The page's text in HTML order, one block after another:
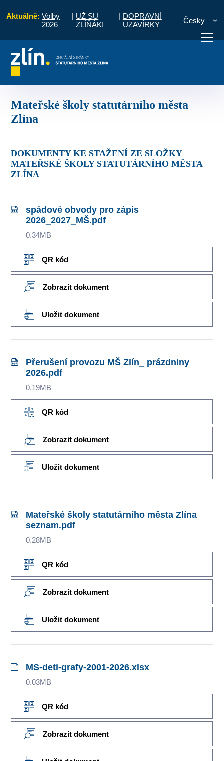
Aktuálně: Volby
2026
| UŽ SU
ZLÍŇÁK!
| DOPRAVNÍ
UZAVÍRKY
Česky
vyřídit Potřebuji zaplatit
Mateřské školy statutárního města
Zlína
DOKUMENTY KE STAŽENÍ ZE SLOŽKY
MATEŘSKÉ ŠKOLY STATUTÁRNÍHO MĚSTA
ZLÍNA
spádové obvody pro zápis
2026_2027_MŠ.pdf
0.34MB
QR kód
Zobrazit dokument
Uložit dokument
Přerušení provozu MŠ Zlín_ prázdniny
2026.pdf
0.19MB
QR kód
Zobrazit dokument
Uložit dokument
Mateřské školy statutárního města Zlína
seznam.pdf
0.28MB
QR kód
Zobrazit dokument
Uložit dokument
MS-deti-grafy-2001-2026.xlsx
0.03MB
QR kód
Zobrazit dokument